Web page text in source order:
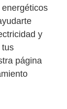
y
tus
página